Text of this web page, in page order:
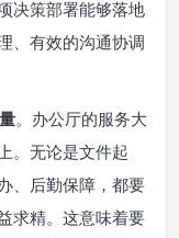
决策部署能够落地
、有效的沟通协调
。办公厅的服务大
。无论是文件起
、后勤保障，都要
求精。这意味着要